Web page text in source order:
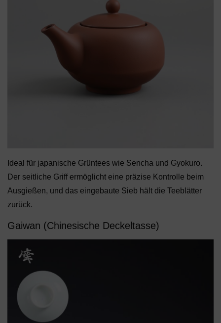
Ideal für japanische Grüntees wie Sencha und Gyokuro.
Der seitliche Griff ermöglicht eine präzise Kontrolle beim
Ausgießen, und das eingebaute Sieb hält die Teeblätter
zurück.
Gaiwan (Chinesische Deckeltasse)